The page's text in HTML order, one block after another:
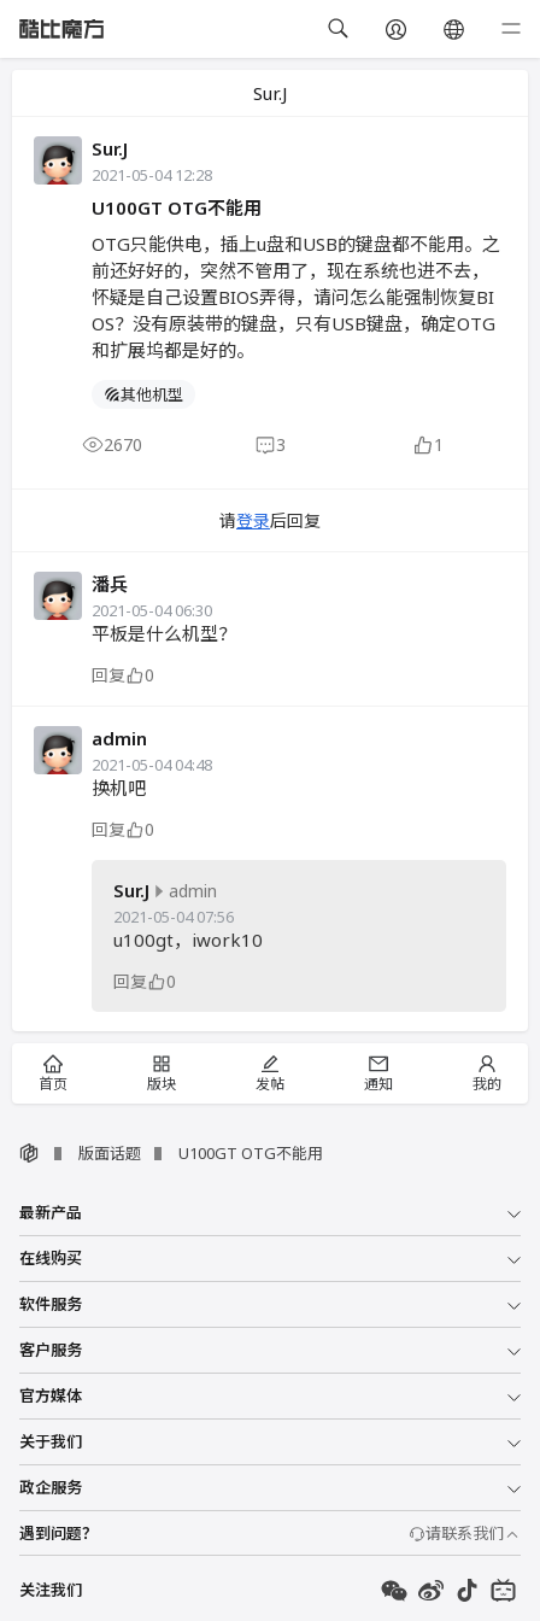
Sur.J
Sur.J
2021-05-04 12:28
U100GT OTG不能用
OTG只能供电，插上u盘和USB的键盘都不能用。之
前还好好的，突然不管用了，现在系统也进不去，
怀疑是自己设置BIOS弄得，请问怎么能强制恢复BI
OS？没有原装带的键盘，只有USB键盘，确定OTG
和扩展坞都是好的。
其他机型
2670 3 1
请登录后回复
潘兵
2021-05-04 06:30
平板是什么机型？
回复 0
admin
2021-05-04 04:48
换机吧
回复 0
Sur.J admin
2021-05-04 07:56
u100gt，iwork10
回复 0
首页 版块 发帖 通知 我的
版面话题 U100GT OTG不能用
最新产品
在线购买
软件服务
客户服务
官方媒体
关于我们
政企服务
遇到问题？ 请联系我们
关注我们